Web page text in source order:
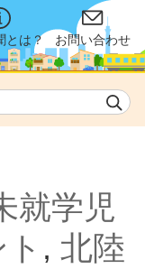
とは？ お問い合わせ
就学児
, 北陸